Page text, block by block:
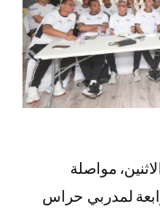
مواصلة
لمدربي حراس